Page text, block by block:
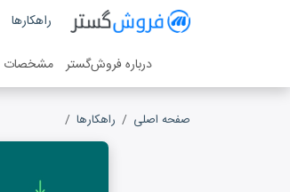
فروش
راهکارها
درباره فروش‌گستر مشخصات
صفحه اصلی راهکارها